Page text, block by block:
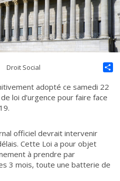
Droit Social
adopté ce samedi 22
loi d’urgence pour faire face
officiel devrait intervenir
Cette Loi a pour objet
à prendre par
3 mois, toute une batterie de